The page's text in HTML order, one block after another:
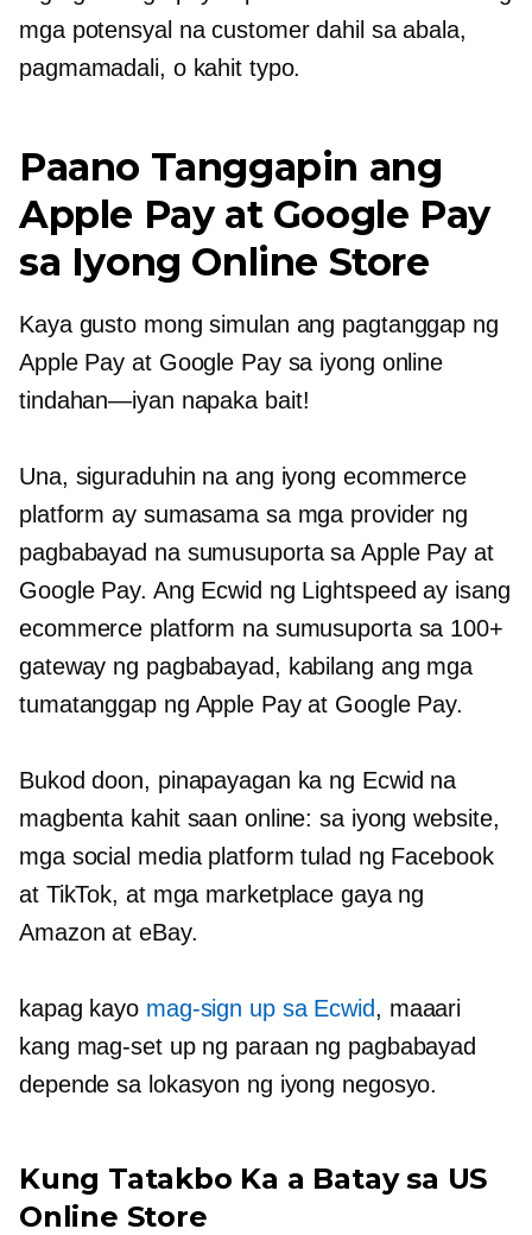
mga potensyal na customer dahil sa abala,
pagmamadali, o kahit typo.
Paano Tanggapin ang
Apple Pay at Google Pay
sa Iyong Online Store
Kaya gusto mong simulan ang pagtanggap ng
Apple Pay at Google Pay sa iyong online
tindahan—iyan napaka bait!
Una, siguraduhin na ang iyong ecommerce
platform ay sumasama sa mga provider ng
pagbabayad na sumusuporta sa Apple Pay at
Google Pay. Ang Ecwid ng Lightspeed ay isang
ecommerce platform na sumusuporta sa 100+
gateway ng pagbabayad, kabilang ang mga
tumatanggap ng Apple Pay at Google Pay.
Bukod doon, pinapayagan ka ng Ecwid na
magbenta kahit saan online: sa iyong website,
mga social media platform tulad ng Facebook
at TikTok, at mga marketplace gaya ng
Amazon at eBay.
kapag kayo mag-sign up sa Ecwid, maaari
kang mag-set up ng paraan ng pagbabayad
depende sa lokasyon ng iyong negosyo.
Kung Tatakbo Ka a Batay sa US
Online Store